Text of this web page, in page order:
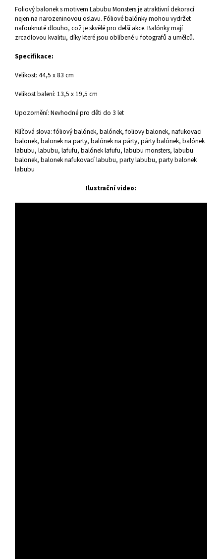
Foliový balonek s motivem Labubu Monsters je atraktivní dekorací
nejen na narozeninovou oslavu. Fóliové balónky mohou vydržet
nafouknuté dlouho, což je skvělé pro delší akce. Balónky mají
zrcadlovou kvalitu, díky které jsou oblíbené u fotografů a umělců.
Specifikace:
Velikost: 44,5 x 83 cm
Velikost balení: 13,5 x 19,5 cm
Upozornění: Nevhodné pro děti do 3 let
Klíčová slova: fóliový balónek, balónek, foliovy balonek, nafukovaci
balonek, balonek na party, balónek na párty, párty balónek, balónek
labubu, labubu, lafufu, balónek lafufu, labubu monsters, labubu
balonek, balonek nafukovací labubu, party labubu, party balonek
labubu
Ilustrační video: